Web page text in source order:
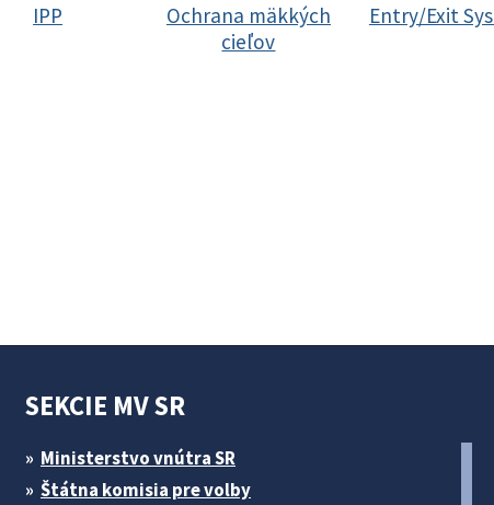
IPP
Ochrana mäkkých
cieľov
Entry/Exit
SEKCIE MV SR
Ministerstvo vnútra SR
Štátna komisia pre volby